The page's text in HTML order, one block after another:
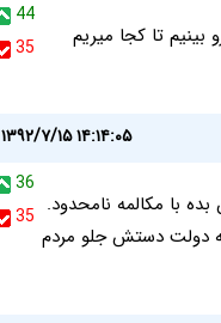
44
35
تا کجا میریم
۱۳۹۲/۷/۱۵ ۱۴:۱۴:۰۵
36
35 با مكالمه نامحدود.
دولت دستش جلو مردم